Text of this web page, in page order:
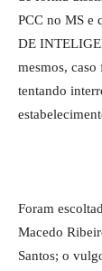
PCC no MS e
DE
mesmos, caso
tentando
Foram
Macedo
Santos; o